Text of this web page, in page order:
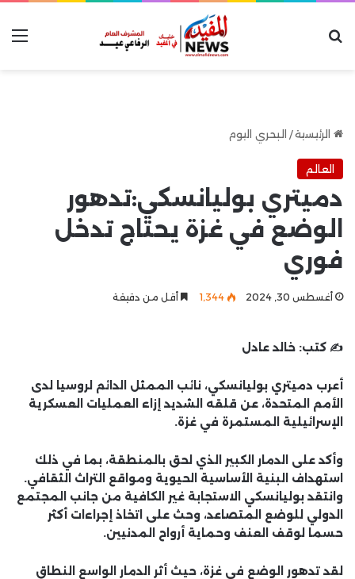
الرئيسية/ البحري اليوم
العالم
دميتري بوليانسكي:تدهور
الوضع في غزة يحتاج تدخل
فوري
أغسطس 30, 2024 1٬344 أقل من دقيقة
✍️ كتب: خالد عادل
أعرب دميتري بوليانسكي، نائب الممثل الدائم لروسيا لدى
الأمم المتحدة، عن قلقه الشديد إزاء العمليات العسكرية
الإسرائيلية المستمرة في غزة.
وأكد على الدمار الكبير الذي لحق بالمنطقة، بما في ذلك
استهداف البنية الأساسية الحيوية ومواقع التراث الثقافي.
وانتقد بوليانسكي الاستجابة غير الكافية من جانب المجتمع
الدولي للوضع المتصاعد، وحث على اتخاذ إجراءات أكثر
حسما لوقف العنف وحماية أرواح المدنيين.
لقد تدهور الوضع في غزة، حيث أثر الدمار الواسع النطاق